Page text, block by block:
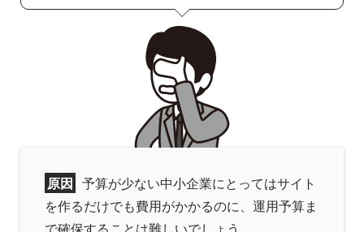
原因 予算が少ない中小企業にとってはサイト
を作るだけでも費用がかかるのに、運用予算ま